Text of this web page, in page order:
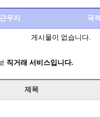
근무지 국적
게시물이 없습니다.
직거래 서비스입니다.
제목